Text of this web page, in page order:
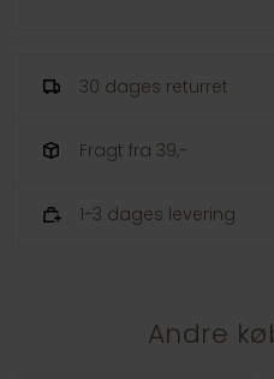
30 dages returret
Fragt fra 39,-
1-3 dages levering
Andre